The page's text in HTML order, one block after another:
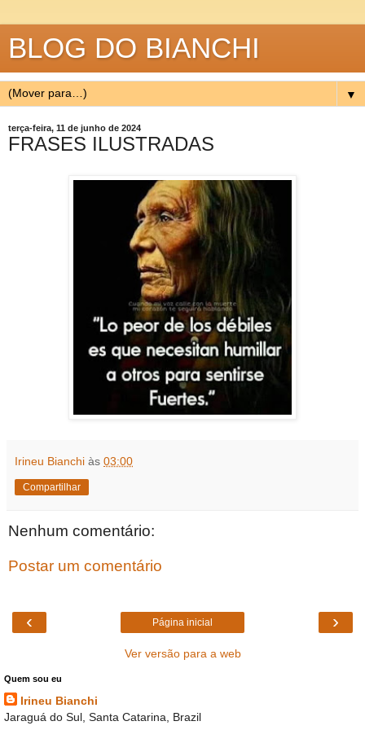
BLOG DO BIANCHI
▼
terça-feira, 11 de junho de 2024
FRASES ILUSTRADAS
Irineu Bianchi às 03:00
Compartilhar
Nenhum comentário:
Postar um comentário
‹ ›
Página inicial
Ver versão para a web
Quem sou eu
Irineu Bianchi
Jaraguá do Sul, Santa Catarina, Brazil